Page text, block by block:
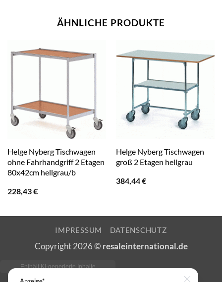
ÄHNLICHE PRODUKTE
Helge Nyberg Tischwagen
ohne Fahrhandgriff 2 Etagen
80x42cm hellgrau/b
228,43€
Helge Nyberg Tischwagen
groß 2 Etagen hellgrau
384,44€
IMPRESSUM DATENSCHUTZ
Copyright 2026 © resaleinternational.de